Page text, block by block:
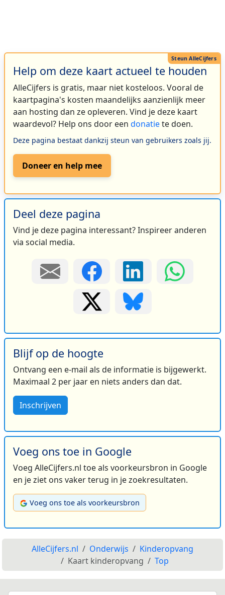
Help om deze kaart actueel te houden
AlleCijfers is gratis, maar niet kosteloos. Vooral de
kaartpagina's kosten maandelijks aanzienlijk meer
aan hosting dan ze opleveren. Vind je deze kaart
waardevol? Help ons door een donatiete doen.
Deze pagina bestaat dankzij steun van gebruikers zoals jij.
Doneer en help mee
Deel deze pagina
Vind je deze pagina interessant? Inspireer anderen
via social media.
Blijf op de hoogte
Ontvang een e-mail als de informatie is bijgewerkt.
Maximaal 2 per jaar en niets anders dan dat.
Inschrijven
Voeg ons toe in Google
Voeg AlleCijfers.nl toe als voorkeursbron in Google
en je ziet ons vaker terug in je zoekresultaten.
Voeg ons toe als voorkeursbron
AlleCijfers.nl Onderwijs
Kinderopvang
Kaart kinderopvang
Top